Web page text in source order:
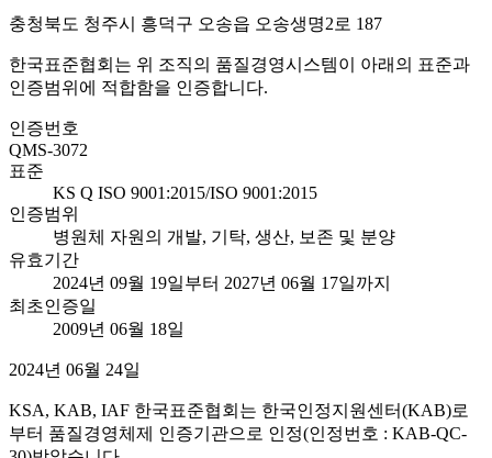
충청북도 청주시 흥덕구 오송읍 오송생명2로 187
한국표준협회는 위 조직의 품질경영시스템이 아래의 표준과
인증범위에 적합함을 인증합니다.
인증번호
QMS-3072
표준
KS Q ISO 9001:2015/ISO 9001:2015
인증범위
병원체 자원의 개발, 기탁, 생산, 보존 및 분양
유효기간
2024년 09월 19일부터 2027년 06월 17일까지
최초인증일
2009년 06월 18일
2024년 06월 24일
KSA, KAB, IAF 한국표준협회는 한국인정지원센터(KAB)로
부터 품질경영체제 인증기관으로 인정(인정번호 : KAB-QC-